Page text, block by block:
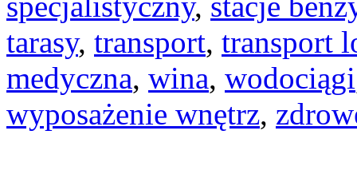
tarasy, transport, transport
medyczna, wina, wodociągi
wyposażenie wnętrz,